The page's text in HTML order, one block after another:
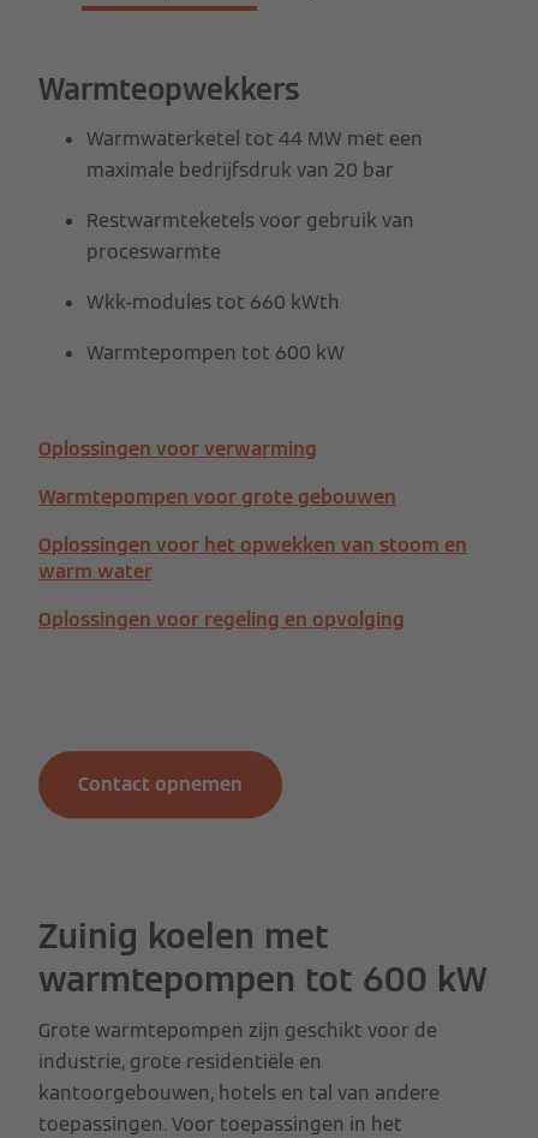
Warmteopwekkers
Warmwaterketel tot 44 MW met een
maximale bedrijfsdruk van 20 bar
Restwarmteketels voor gebruik van
proceswarmte
Wkk-modules tot 660 kWth
Warmtepompen tot 600 kW
Oplossingen voor verwarming
Warmtepompen voor grote gebouwen
Oplossingen voor het opwekken van stoom en
warm water
Oplossingen voor regeling en opvolging
Contact opnemen
Zuinig koelen met
warmtepompen tot 600 kW
Grote warmtepompen zijn geschikt voor de
industrie, grote residentiële en
kantoorgebouwen, hotels en tal van andere
toepassingen. Voor toepassingen in het